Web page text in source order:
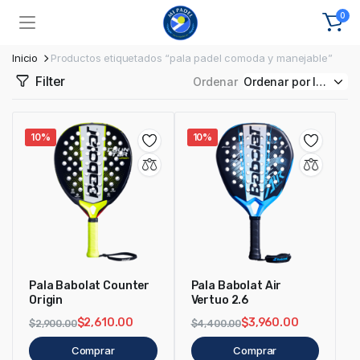
0
Inicio Productos etiquetados “pala padel comoda y manejable”
Filter Ordenar
10%
Pala Babolat Counter
Origin
$2,900.00$2,610.00
Comprar
10%
Pala Babolat Air
Vertuo 2.6
$4,400.00$3,960.00
Comprar